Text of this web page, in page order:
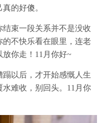
的好傻。
结束一段关系并不是没收
不快乐看在眼里，连老
你走！11月你好~
以后，才开始感慨人生
难收，别回头。11月你